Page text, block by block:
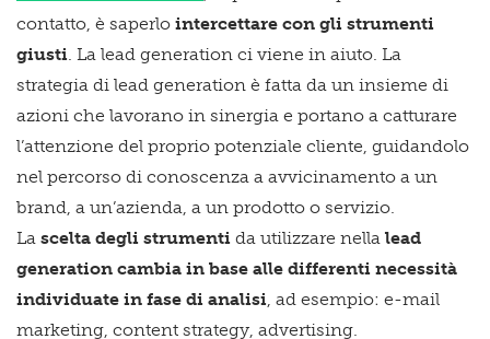
contatto, è saperlo intercettare con gli strumenti
giusti. La lead generation ci viene in aiuto. La
strategia di lead generation è fatta da un insieme di
azioni che lavorano in sinergia e portano a catturare
l’attenzione del proprio potenziale cliente, guidandolo
nel percorso di conoscenza a avvicinamento a un
brand, a un’azienda, a un prodotto o servizio.
La scelta degli strumenti da utilizzare nella lead
generation cambia in base alle differenti necessità
individuate in fase di analisi, ad esempio: e-mail
marketing, content strategy, advertising.